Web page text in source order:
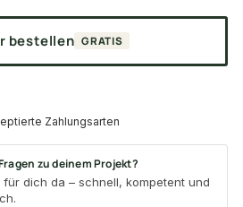
bestellen GRATIS
zu deinem Projekt?
für dich da – schnell, kompetent und